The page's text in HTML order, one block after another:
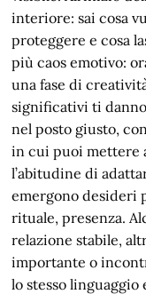
interiore: sai cosa
proteggere e cosa
più caos emotivo:
una fase di
significativi ti
nel posto giusto,
in cui puoi mettere
l’abitudine di
emergono desideri
rituale, presenza.
relazione stabile,
importante o
lo stesso